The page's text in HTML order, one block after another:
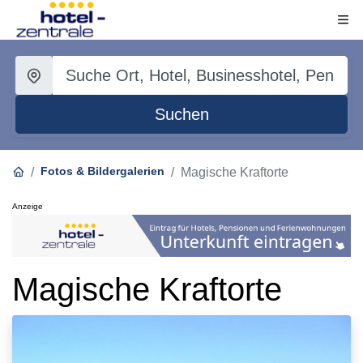
Suchen
Fotos & Bildergalerien Magische Kraftorte
Anzeige
Magische Kraftorte